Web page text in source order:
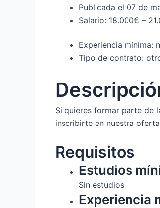
Publicada el 07 de
Salario: 18.000€ –
Experiencia mínima:
Tipo de contrato:
Si quieres formar parte de
inscribirte en nuestra
Requisitos
Estudios
Sin estudios
Experiencia